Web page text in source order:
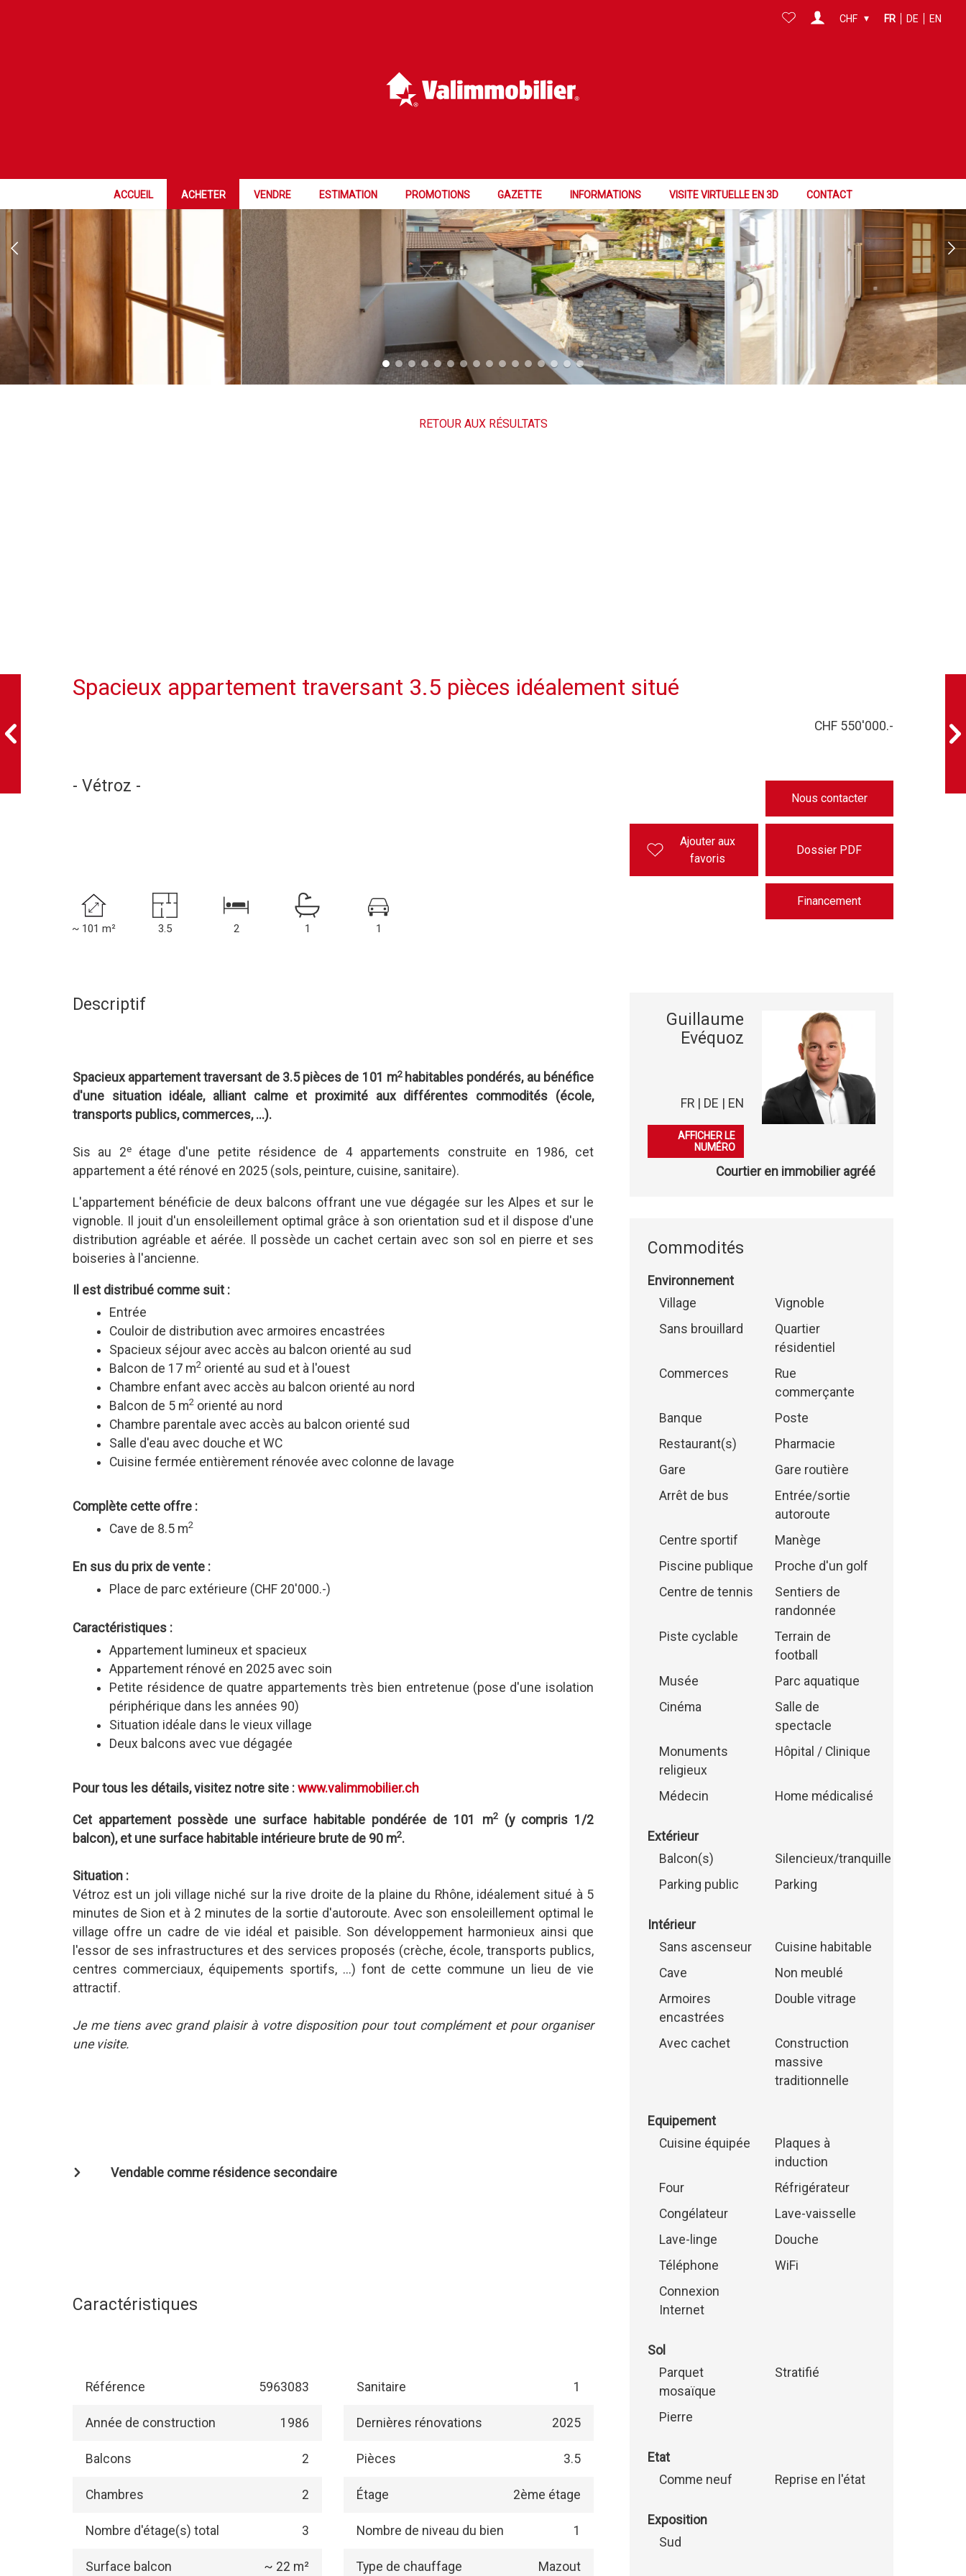
ACCUEIL ACHETER VENDRE ESTIMATION PROMOTIONS GAZETTE INFORMATIONS VISITE VIRTUELLE EN 3D CONTACT
CHF FR DE EN
RETOUR AUX RÉSULTATS
Spacieux appartement traversant 3.5 pièces idéalement situé
CHF 550'000.-
- Vétroz -
~ 101 m² 3.5 2 1 1
Nous contacter
Ajouter aux
favoris
Dossier PDF
Financement
Descriptif
Spacieux appartement traversant de 3.5 pièces de 101 m2 habitables pondérés, au bénéfice
d'une situation idéale, alliant calme et proximité aux différentes commodités (école,
transports publics, commerces, ...).
Sis au 2e étage d'une petite résidence de 4 appartements construite en 1986, cet
appartement a été rénové en 2025 (sols, peinture, cuisine, sanitaire).
L'appartement bénéficie de deux balcons offrant une vue dégagée sur les Alpes et sur le
vignoble. Il jouit d'un ensoleillement optimal grâce à son orientation sud et il dispose d'une
distribution agréable et aérée. Il possède un cachet certain avec son sol en pierre et ses
boiseries à l'ancienne.
Il est distribué comme suit :
Entrée
Couloir de distribution avec armoires encastrées
Spacieux séjour avec accès au balcon orienté au sud
Balcon de 17 m2 orienté au sud et à l'ouest
Chambre enfant avec accès au balcon orienté au nord
Balcon de 5 m2 orienté au nord
Chambre parentale avec accès au balcon orienté sud
Salle d'eau avec douche et WC
Cuisine fermée entièrement rénovée avec colonne de lavage
Complète cette offre :
Cave de 8.5 m2
En sus du prix de vente :
Place de parc extérieure (CHF 20'000.-)
Caractéristiques :
Appartement lumineux et spacieux
Appartement rénové en 2025 avec soin
Petite résidence de quatre appartements très bien entretenue (pose d'une isolation
périphérique dans les années 90)
Situation idéale dans le vieux village
Deux balcons avec vue dégagée
Pour tous les détails, visitez notre site : www.valimmobilier.ch
Cet appartement possède une surface habitable pondérée de 101 m2(y compris 1/2
balcon), et une surface habitable intérieure brute de 90 m2.
Situation :
Vétroz est un joli village niché sur la rive droite de la plaine du Rhône, idéalement situé à 5
minutes de Sion et à 2 minutes de la sortie d'autoroute. Avec son ensoleillement optimal le
village offre un cadre de vie idéal et paisible. Son développement harmonieux ainsi que
l'essor de ses infrastructures et des services proposés (crèche, école, transports publics,
centres commerciaux, équipements sportifs, ...) font de cette commune un lieu de vie
attractif.
Je me tiens avec grand plaisir à votre disposition pour tout complément et pour organiser
une visite.
Vendable comme résidence secondaire
Caractéristiques
Référence 5963083 Sanitaire 1
Année de construction 1986 Dernières rénovations 2025
Balcons 2 Pièces 3.5
Chambres 2 Étage 2ème étage
Nombre d'étage(s) total 3 Nombre de niveau du bien 1
Surface balcon ~ 22 m² Type de chauffage Mazout
Guillaume
Evéquoz
FR | DE | EN
079 863 08 50
AFFICHER LE
NUMÉRO
Courtier en immobilier agréé
Commodités
Environnement
Village
Vignoble
Sans brouillard
Quartier
résidentiel
Commerces
Rue
commerçante
Banque
Poste
Restaurant(s)
Pharmacie
Gare
Gare routière
Arrêt de bus
Entrée/sortie
autoroute
Centre sportif
Manège
Piscine publique
Proche d'un golf
Centre de tennis
Sentiers de
randonnée
Piste cyclable
Terrain de
football
Musée
Parc aquatique
Cinéma
Salle de
spectacle
Monuments
religieux
Hôpital / Clinique
Médecin Home médicalisé
Extérieur
Balcon(s)
Silencieux/tranquille
Parking public
Parking
Intérieur
Sans ascenseur
Cuisine habitable
Cave
Non meublé
Armoires
encastrées
Double vitrage
Avec cachet
Construction
massive
traditionnelle
Equipement
Cuisine équipée
Plaques à
induction
Four
Réfrigérateur
Congélateur
Lave-vaisselle
Lave-linge
Douche
Téléphone
WiFi
Connexion
Internet
Sol
Parquet
mosaïque
Stratifié
Pierre
Etat
Comme neuf
Reprise en l'état
Exposition
Sud